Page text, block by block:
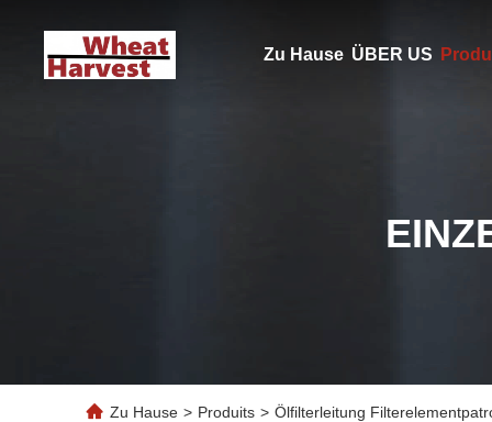
Zu Hause ÜBER US
Zu Hause > Produits > Ölfilterleitung